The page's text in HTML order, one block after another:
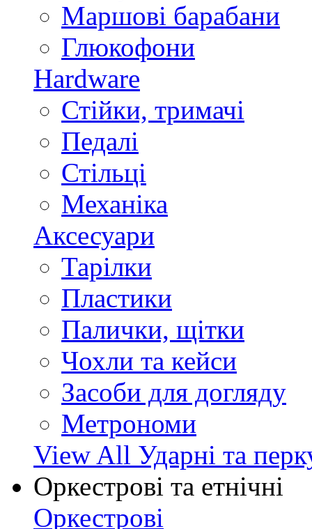
Маршові барабани
Глюкофони
Hardware
Стійки, тримачі
Педалі
Стільці
Механіка
Аксесуари
Тарілки
Пластики
Палички, щітки
Чохли та кейси
Засоби для догляду
Метрономи
View All Ударні та
Оркестрові та етнічні
Оркестрові